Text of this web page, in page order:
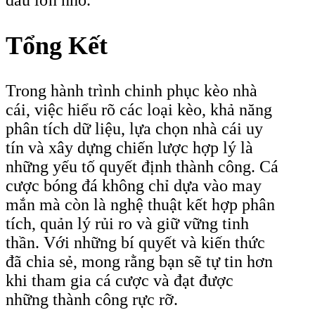
Tổng Kết
Trong hành trình chinh phục kèo nhà
cái, việc hiểu rõ các loại kèo, khả năng
phân tích dữ liệu, lựa chọn nhà cái uy
tín và xây dựng chiến lược hợp lý là
những yếu tố quyết định thành công. Cá
cược bóng đá không chỉ dựa vào may
mắn mà còn là nghệ thuật kết hợp phân
tích, quản lý rủi ro và giữ vững tinh
thần. Với những bí quyết và kiến thức
đã chia sẻ, mong rằng bạn sẽ tự tin hơn
khi tham gia cá cược và đạt được
những thành công rực rỡ.